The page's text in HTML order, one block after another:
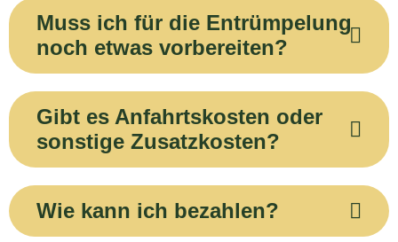
Muss ich für die Entrümpelung
noch etwas vorbereiten?
Gibt es Anfahrtskosten oder
sonstige Zusatzkosten?
Wie kann ich bezahlen?